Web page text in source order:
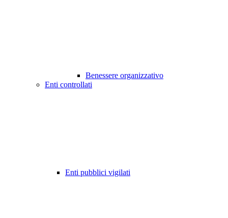
Benessere organizzativo
Enti controllati
Enti pubblici vigilati